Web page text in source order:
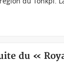
du «